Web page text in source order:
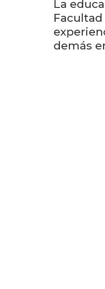
La
demás